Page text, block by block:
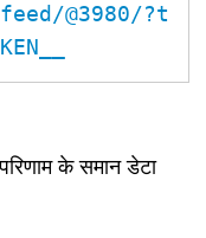
@3980/?t
के समान डेटा